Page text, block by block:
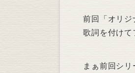
前回「オリ
歌詞を付けて
まぁ前回シ